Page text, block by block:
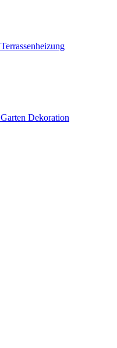
Terrassenheizung
Garten Dekoration